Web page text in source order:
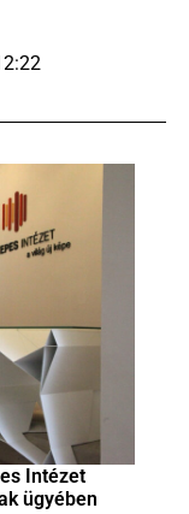
Intézet
ügyében